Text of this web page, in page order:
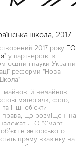
школа, 2017
2017 року ГО
у партнерстві з
освіти і науки України
реформи "Нова
майнові й немайнові
матеріали, фото,
інші об’єкти
права, що розміщені на
ГО “Смарт
об’єктів авторського
пряму вказівку на